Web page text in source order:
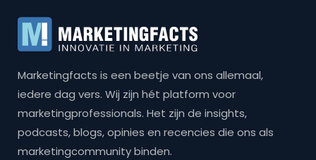
Marketingfacts is een beetje van ons allemaal,
iedere dag vers. Wij zijn hét platform voor
marketingprofessionals. Het zijn de insights,
podcasts, blogs, opinies en recencies die ons als
marketingcommunity binden.